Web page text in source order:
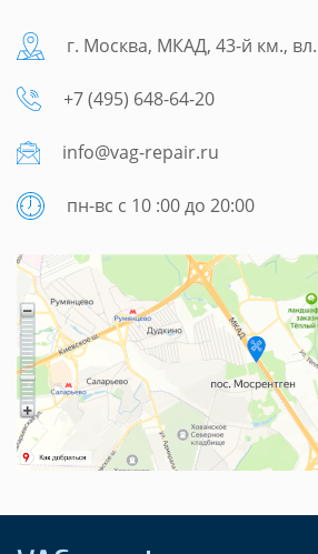
г. Москва, МКАД, 43-й км., вл.
+7 (495) 648-64-20
info@vag-repair.ru
пн-вс с 10 :00 до 20:00